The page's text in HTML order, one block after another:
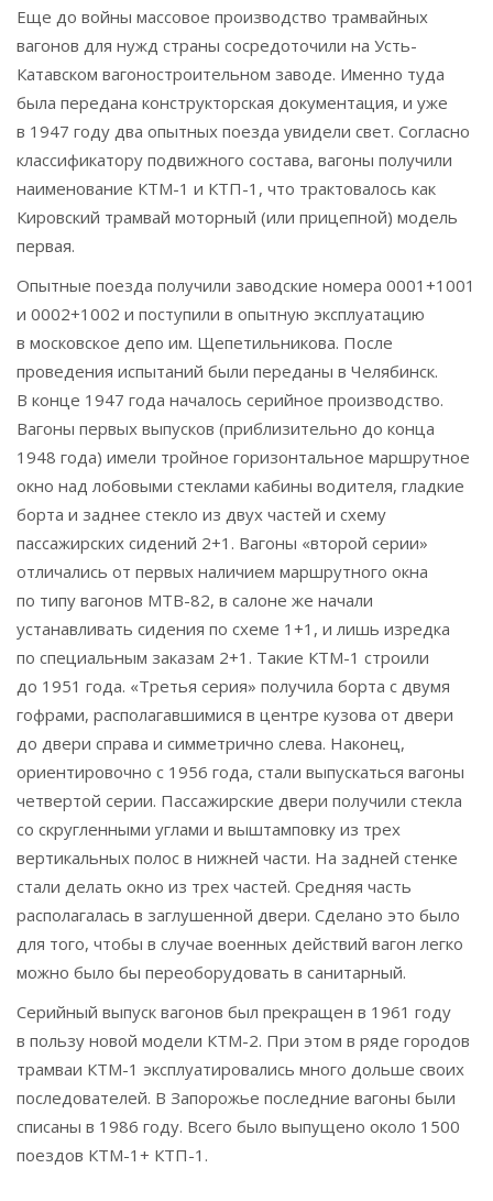
Еще до войны массовое производство трамвайных
вагонов для нужд страны сосредоточили на Усть-
Катавском вагоностроительном заводе. Именно туда
была передана конструкторская документация, и уже
в 1947 году два опытных поезда увидели свет. Согласно
классификатору подвижного состава, вагоны получили
наименование КТМ-1 и КТП-1, что трактовалось как
Кировский трамвай моторный (или прицепной) модель
первая.
Опытные поезда получили заводские номера 0001+1001
и 0002+1002 и поступили в опытную эксплуатацию
в московское депо им. Щепетильникова. После
проведения испытаний были переданы в Челябинск.
В конце 1947 года началось серийное производство.
Вагоны первых выпусков (приблизительно до конца
1948 года) имели тройное горизонтальное маршрутное
окно над лобовыми стеклами кабины водителя, гладкие
борта и заднее стекло из двух частей и схему
пассажирских сидений 2+1. Вагоны «второй серии»
отличались от первых наличием маршрутного окна
по типу вагонов МТВ-82, в салоне же начали
устанавливать сидения по схеме 1+1, и лишь изредка
по специальным заказам 2+1. Такие КТМ-1 строили
до 1951 года. «Третья серия» получила борта с двумя
гофрами, располагавшимися в центре кузова от двери
до двери справа и симметрично слева. Наконец,
ориентировочно с 1956 года, стали выпускаться вагоны
четвертой серии. Пассажирские двери получили стекла
со скругленными углами и выштамповку из трех
вертикальных полос в нижней части. На задней стенке
стали делать окно из трех частей. Средняя часть
располагалась в заглушенной двери. Сделано это было
для того, чтобы в случае военных действий вагон легко
можно было бы переоборудовать в санитарный.
Серийный выпуск вагонов был прекращен в 1961 году
в пользу новой модели КТМ-2. При этом в ряде городов
трамваи КТМ-1 эксплуатировались много дольше своих
последователей. В Запорожье последние вагоны были
списаны в 1986 году. Всего было выпущено около 1500
поездов КТМ-1+ КТП-1.